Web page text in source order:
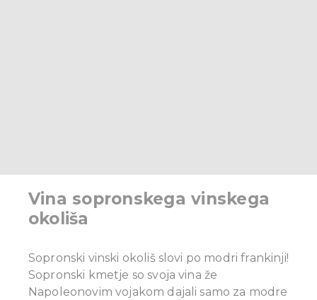
Vina sopronskega vinskega
okoliša
Sopronski vinski okoliš slovi po modri frankinji!
Sopronski kmetje so svoja vina že
Napoleonovim vojakom dajali samo za modre